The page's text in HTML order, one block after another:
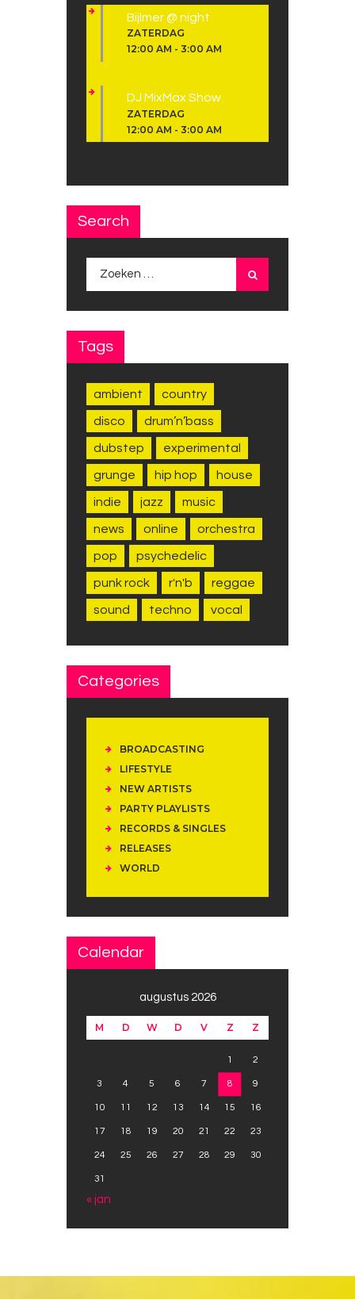
Bijlmer @ night
ZATERDAG
12:00 AM - 3:00 AM
DJ MixMax Show
ZATERDAG
12:00 AM - 3:00 AM
Search
Zoeken
Tags
ambient country
disco drum’n’bass
dubstep experimental
grunge hip hop house
indie jazz music
news online orchestra
pop psychedelic
punk rock r'n'b reggae
sound techno vocal
Categories
BROADCASTING
LIFESTYLE
NEW ARTISTS
PARTY PLAYLISTS
RECORDS & SINGLES
RELEASES
WORLD
Calendar
augustus 2026
M D W D V Z Z
1 2
3 4 5 6 7 8 9
10 11 12 13 14 15 16
17 18 19 20 21 22 23
24 25 26 27 28 29 30
31
« jan